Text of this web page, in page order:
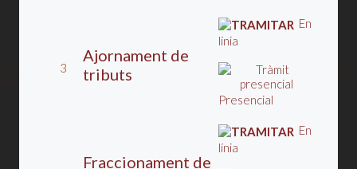
3
Ajornament de
tributs
En
línia
Presencial
Fraccionament de
En
línia